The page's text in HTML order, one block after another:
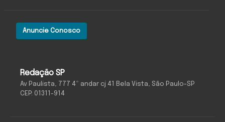
Redação SP
Av Paulista, 777 4º andar cj 41 Bela Vista, São Paulo-SP
CEP: 01311-914
Anuncie Conosco